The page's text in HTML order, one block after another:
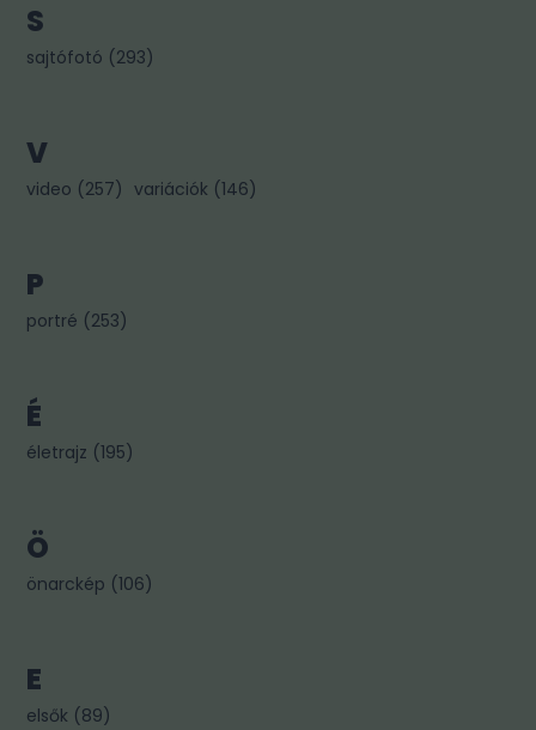
S
sajtófotó (293)
V
video (257) variációk (146)
P
portré (253)
É
életrajz (195)
Ö
önarckép (106)
E
elsők (89)